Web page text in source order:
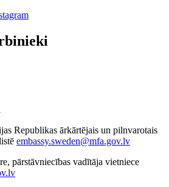
Republikas ārkārtējais un pilnvarotais
embassy.sweden@mfa.gov.lv
pārstāvniecības vadītāja vietniece